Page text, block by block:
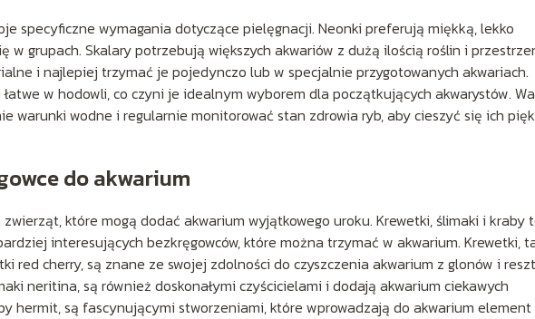
specyficzne wymagania dotyczące pielęgnacji. Neonki preferują miękką, lekko
w grupach. Skalary potrzebują większych akwariów z dużą ilością roślin i
i najlepiej trzymać je pojedynczo lub w specjalnie przygotowanych akwariach.
w hodowli, co czyni je idealnym wyborem dla początkujących akwarystów.
warunki wodne i regularnie monitorować stan zdrowia ryb, aby cieszyć się ich
do akwarium
które mogą dodać akwarium wyjątkowego uroku. Krewetki, ślimaki i kraby
interesujących bezkręgowców, które można trzymać w akwarium. Krewetki,
red cherry, są znane ze swojej zdolności do czyszczenia akwarium z glonów i
neritina, są również doskonałymi czyścicielami i dodają akwarium ciekawych
hermit, są fascynującymi stworzeniami, które wprowadzają do akwarium element